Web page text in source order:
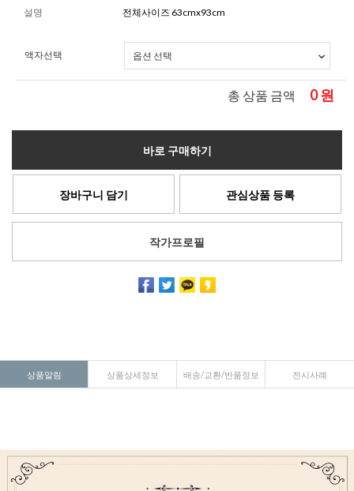
설명 전체사이즈 63cmx93cm
액자선택
총 상품 금액 0원
바로 구매하기
장바구니 담기 관심상품 등록
작가프로필
상품알림 상품상세정보 배송/교환/반품정보 전시사례